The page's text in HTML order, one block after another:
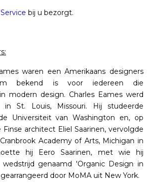
bij u bezorgt.
waren een Amerikaans designers
bekend is voor iedereen die
modern design. Charles Eames werd
St. Louis, Missouri. Hij studeerde
Universiteit van Washington en, op
architect Eliel Saarinen, vervolgde
Academy of Arts, Michigan in
hij Eero Saarinen, met wie hij
genaamd 'Organic Design in
door MoMA uit New York.